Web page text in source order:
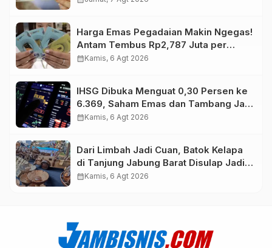
Harga Emas Pegadaian Makin Ngegas!
Antam Tembus Rp2,787 Juta per
Gram
calendar_monthKamis, 6 Agt 2026
IHSG Dibuka Menguat 0,30 Persen ke
6.369, Saham Emas dan Tambang Jadi
Penggerak
calendar_monthKamis, 6 Agt 2026
Dari Limbah Jadi Cuan, Batok Kelapa
di Tanjung Jabung Barat Disulap Jadi
Kerajinan Bernilai Tinggi
calendar_monthKamis, 6 Agt 2026